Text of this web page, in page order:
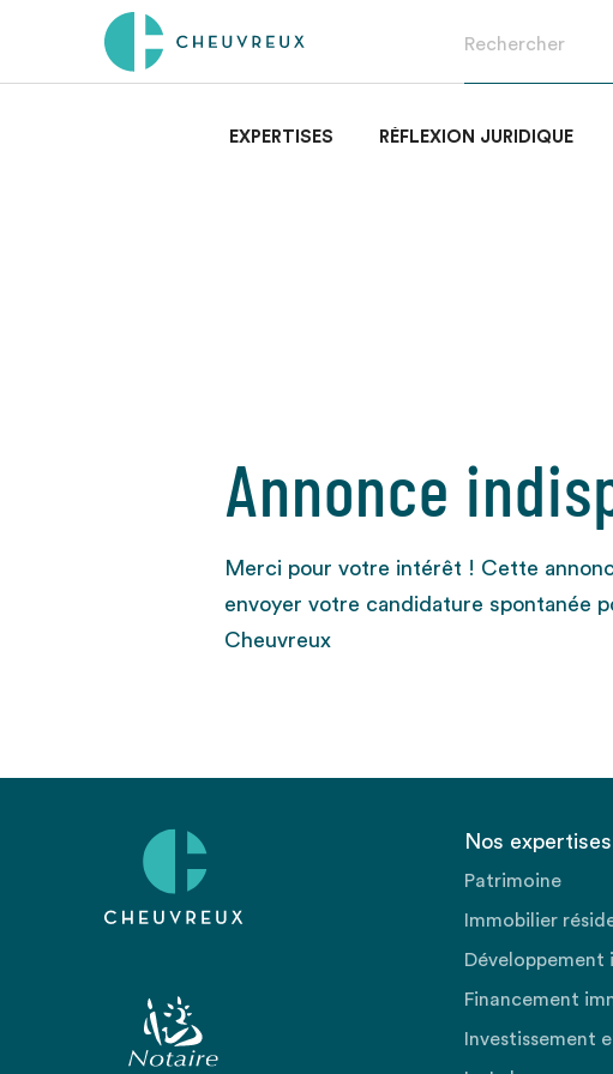
EXPERTISES RÉFLEXION JURIDIQUE
Annonce
Merci pour votre intérêt ! Cette
envoyer votre candidature spontanée
Cheuvreux
Nos expertises
Patrimoine
Immobilier
Développement
Financement
Investissement